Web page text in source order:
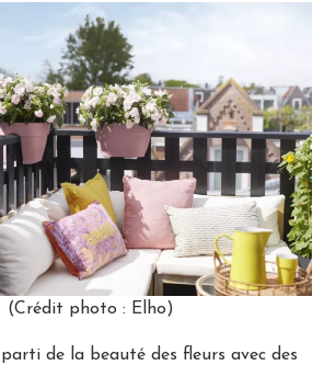
(Crédit photo : Elho)
parti de la beauté des fleurs avec des